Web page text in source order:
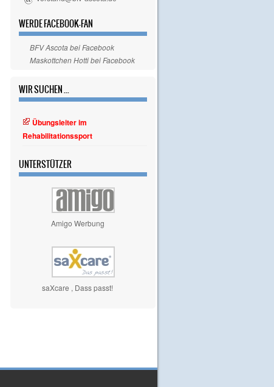
WERDE FACEBOOK-FAN
BFV Ascota bei Facebook
Maskottchen Hotti bei Facebook
WIR SUCHEN ...
Übungsleiter im
Rehabilitationssport
UNTERSTÜTZER
Amigo Werbung
saXcare , Dass passt!